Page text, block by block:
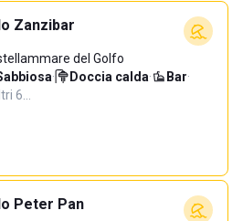
Zanzibar
del Golfo
· Doccia calda· Bar·
6…
Peter Pan